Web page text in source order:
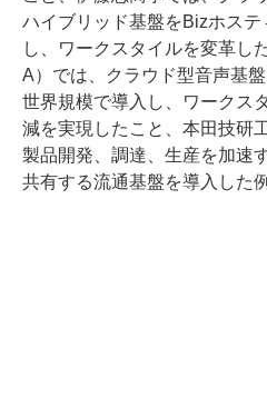
ハイブリッド基盤をBizホス
し、ワークスタイルを変革し
A）では、クラウド型音声基
世界規模で導入し、ワークス
減を実現したこと、本田技研
製品開発、調達、生産を加速
共有する流通基盤を導入した